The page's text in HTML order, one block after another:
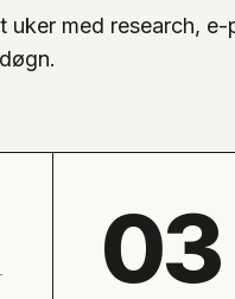
uker med research,
03